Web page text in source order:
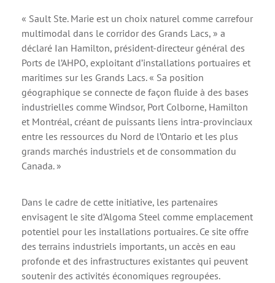
« Sault Ste. Marie est un choix naturel comme carrefour
multimodal dans le corridor des Grands Lacs, » a
déclaré Ian Hamilton, président-directeur général des
Ports de l’AHPO, exploitant d’installations portuaires et
maritimes sur les Grands Lacs. « Sa position
géographique se connecte de façon fluide à des bases
industrielles comme Windsor, Port Colborne, Hamilton
et Montréal, créant de puissants liens intra-provinciaux
entre les ressources du Nord de l’Ontario et les plus
grands marchés industriels et de consommation du
Canada. »
Dans le cadre de cette initiative, les partenaires
envisagent le site d’Algoma Steel comme emplacement
potentiel pour les installations portuaires. Ce site offre
des terrains industriels importants, un accès en eau
profonde et des infrastructures existantes qui peuvent
soutenir des activités économiques regroupées.